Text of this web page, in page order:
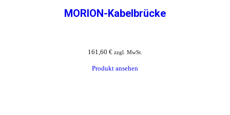
MORION-Kabelbrücke
161,60 € zzgl. MwSt.
Produkt ansehen